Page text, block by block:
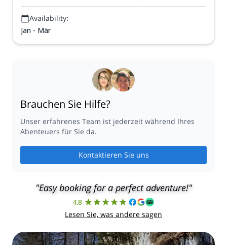
Availability:
Jan - Mär
Brauchen Sie Hilfe?
Unser erfahrenes Team ist jederzeit während Ihres
Abenteuers für Sie da.
Kontaktieren Sie uns
"Easy booking for a perfect adventure!"
4.8
Lesen Sie, was andere sagen